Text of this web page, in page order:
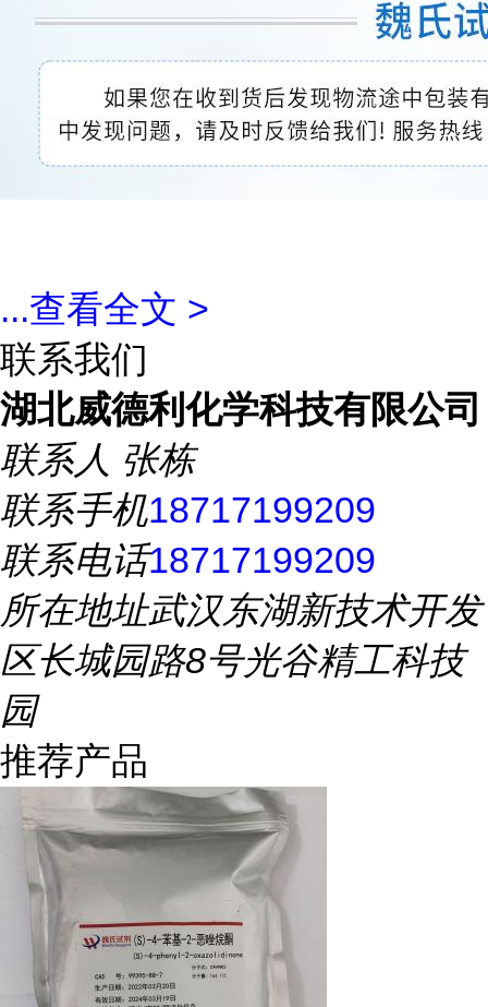
...查看全文 >
联系我们
湖北威德利化学科技有限公司
联系人 张栋
联系手机18717199209
联系电话18717199209
所在地址武汉东湖新技术开发
区长城园路8号光谷精工科技
园
推荐产品